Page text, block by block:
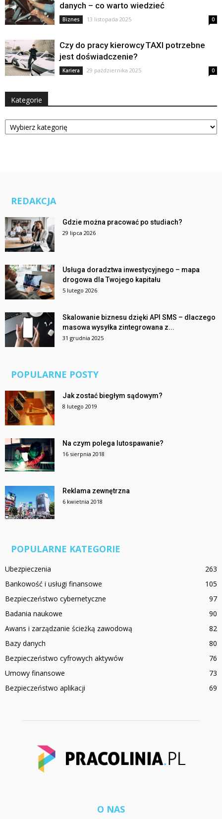
danych – co warto wiedzieć
Biznes 13 listopada 2025 0
Czy do pracy kierowcy TAXI potrzebne
jest doświadczenie?
Kariera 29 października 2025 0
Kategorie
Kategorie
REDAKCJA
Gdzie można pracować po studiach?
29 lipca 2026
Usługa doradztwa inwestycyjnego – mapa
drogowa dla Twojego kapitału
5 lutego 2026
Skalowanie biznesu dzięki API SMS – dlaczego
masowa wysyłka zintegrowana z...
31 grudnia 2025
POPULARNE POSTY
Jak zostać biegłym sądowym?
8 lutego 2019
Na czym polega lutospawanie?
16 sierpnia 2018
Reklama zewnętrzna
6 kwietnia 2018
POPULARNE KATEGORIE
Ubezpieczenia
263
Bankowość i usługi finansowe
105
Bezpieczeństwo cybernetyczne
97
Badania naukowe
90
Awans i zarządzanie ścieżką zawodową
82
Bazy danych
80
Bezpieczeństwo cyfrowych aktywów
76
Umowy finansowe
73
Bezpieczeństwo aplikacji
69
O NAS